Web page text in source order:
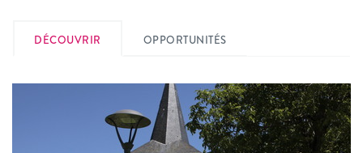
DÉCOUVRIR OPPORTUNITÉS